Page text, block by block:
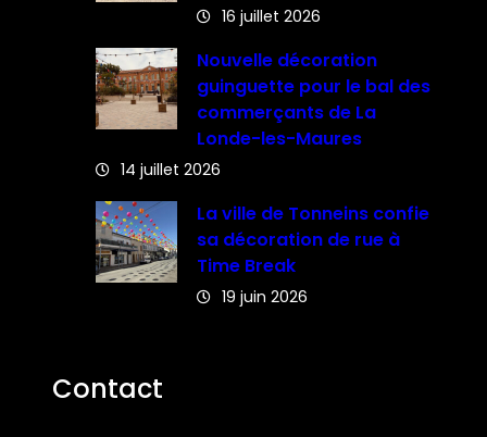
16 juillet 2026
Nouvelle décoration
guinguette pour le bal des
commerçants de La
Londe-les-Maures
14 juillet 2026
La ville de Tonneins confie
sa décoration de rue à
Time Break
19 juin 2026
Contact